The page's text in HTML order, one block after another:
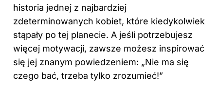
historia jednej z najbardziej
zdeterminowanych kobiet, które kiedykolwiek
stąpały po tej planecie. A jeśli potrzebujesz
więcej motywacji, zawsze możesz inspirować
się jej znanym powiedzeniem: „Nie ma się
czego bać, trzeba tylko zrozumieć!”